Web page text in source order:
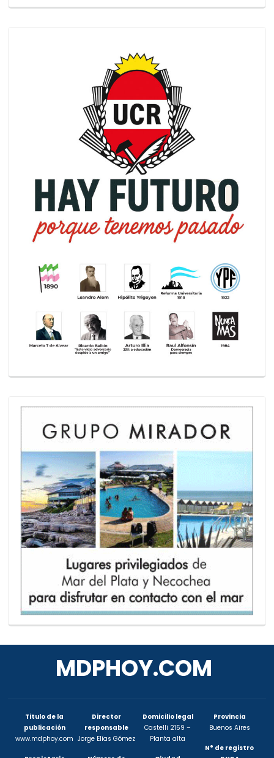
MDPHOY.COM
Titulo de la
publicación
www.mdphoy.com
Director
responsable
Jorge Elías Gómez
Domicilio legal
Castelli 2159 –
Planta alta
Provincia
Buenos Aires
N° de registro